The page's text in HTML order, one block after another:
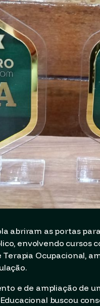
abriram as portas
envolvendo cursos
Ocupacional,
e de ampliação de
buscou